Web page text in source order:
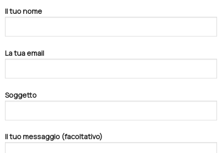
Il tuo nome
La tua email
Soggetto
Il tuo messaggio (facoltativo)